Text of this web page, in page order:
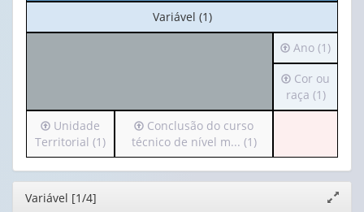
No
cabeçalho:
Variável (1)
Irá
para
o
cabeçalho
(possui
valor):
Ano (1)
Irá
para
o
apenas
1
Cor ou
raça (1)
Irá
para
o
cabeçalho
(possui
apenas
Unidade
Territorial (1)
Irá
para
o
cabeçalho
Conclusão do curso
técnico de nível m... (1)
Editor
Variável [1/4]